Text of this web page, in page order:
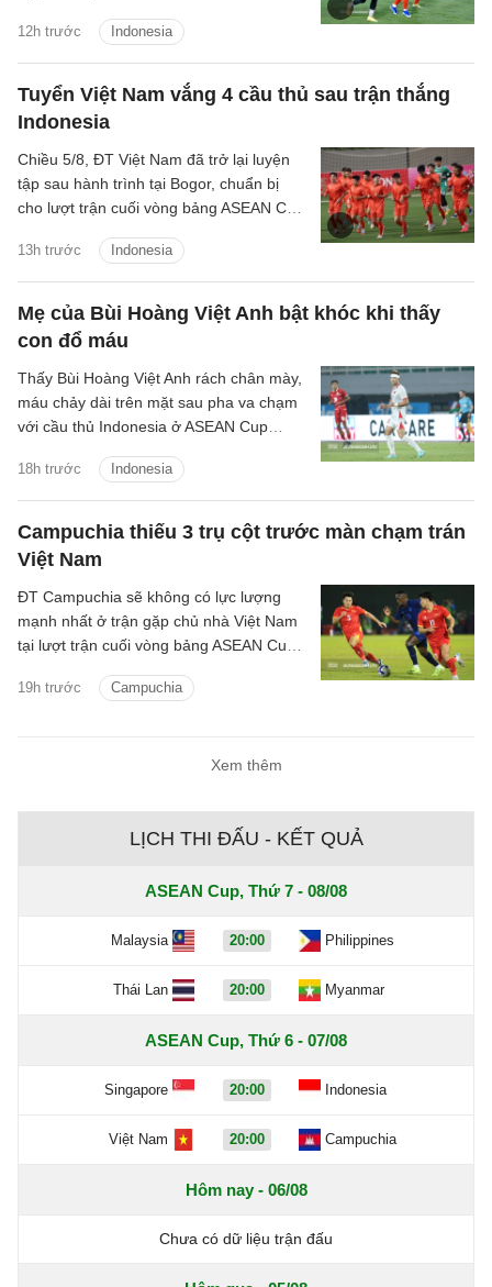
12h trước Indonesia
Tuyển Việt Nam vắng 4 cầu thủ sau trận thắng
Indonesia
13h trước Indonesia
Chiều 5/8, ĐT Việt Nam đã trở lại luyện
tập sau hành trình tại Bogor, chuẩn bị
cho lượt trận cuối vòng bảng ASEAN Cup
Mẹ của Bùi Hoàng Việt Anh bật khóc khi thấy
con đổ máu
18h trước Indonesia
Thấy Bùi Hoàng Việt Anh rách chân mày,
máu chảy dài trên mặt sau pha va chạm
với cầu thủ Indonesia ở ASEAN Cup
trước màn hình tivi.
Campuchia thiếu 3 trụ cột trước màn chạm trán
Việt Nam
19h trước Campuchia
ĐT Campuchia sẽ không có lực lượng
mạnh nhất ở trận gặp chủ nhà Việt Nam
tại lượt trận cuối vòng bảng ASEAN Cup
rời đội.
Xem thêm
LỊCH THI ĐẤU - KẾT QUẢ
ASEAN Cup, Thứ 7 - 08/08
Malaysia 20:00 Philippines
Thái Lan 20:00 Myanmar
ASEAN Cup, Thứ 6 - 07/08
Singapore 20:00 Indonesia
Việt Nam 20:00 Campuchia
Hôm nay - 06/08
Chưa có dữ liệu trận đấu